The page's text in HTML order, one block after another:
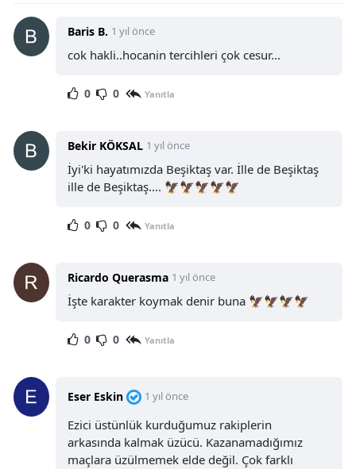
Baris B. 1 yıl önce
cok hakli..hocanin tercihleri çok cesur...
0 0 Yanıtla
Bekir KÖKSAL 1 yıl önce
İyi'ki hayatımızda Beşiktaş var. İlle de Beşiktaş
ille de Beşiktaş.... 🦅🦅🦅🦅🦅
0 0 Yanıtla
Ricardo Querasma 1 yıl önce
İşte karakter koymak denir buna 🦅🦅🦅🦅
0 0 Yanıtla
Eser Eskin 1 yıl önce
Ezici üstünlük kurduğumuz rakiplerin
arkasında kalmak üzücü. Kazanamadığımız
maçlara üzülmemek elde değil. Çok farklı